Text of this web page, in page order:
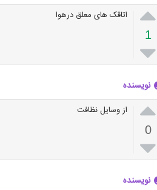

1

اتاقک های معلق درهوا
نویسنده

0

از وسایل نظافت
نویسنده